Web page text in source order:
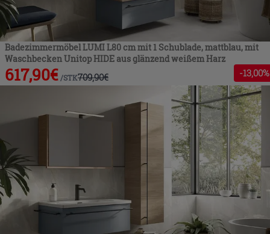
Badezimmermöbel LUMI L80 cm mit 1 Schublade, mattblau, mit
Waschbecken Unitop HIDE aus glänzend weißem Harz
617,90€ /STK709,90€ -13,00%